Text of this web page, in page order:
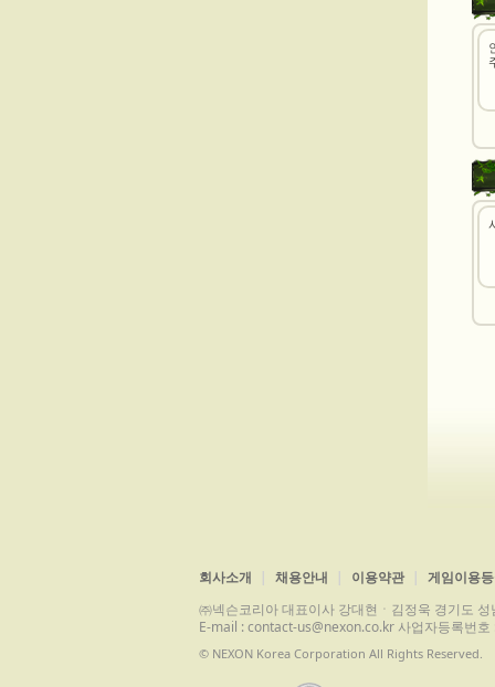
회사소개 채용안내 이용약관
게임이용
㈜넥슨코리아 대표이사 강대현ㆍ김정욱 경기도
E-mail : contact-us@nexon.co.kr 사업자등록번
© NEXON Korea Corporation All Rights Reserved.